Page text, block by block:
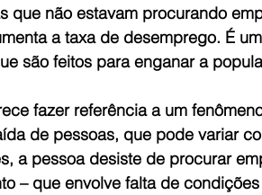
que não estavam procurando
a taxa de desemprego. É
são feitos para enganar a
fazer referência a um
de pessoas, que pode variar
a pessoa desiste de procurar
– que envolve falta de